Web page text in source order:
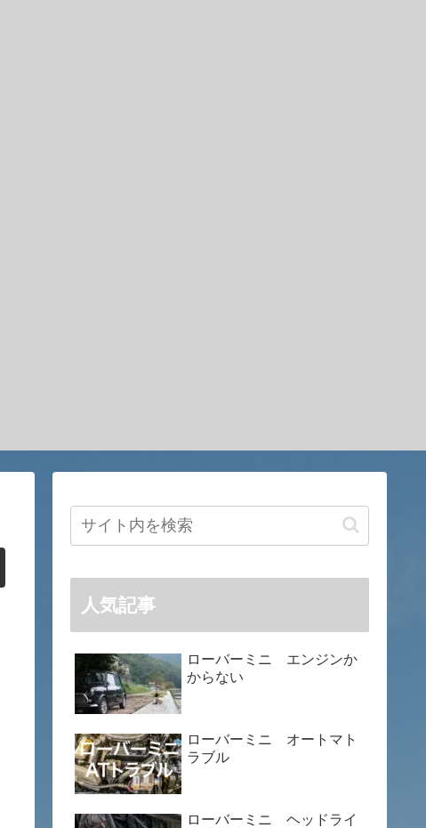
人気記事
ローバーミニ エンジンか
からない
ローバーミニ オートマト
ラブル
ローバーミニ ヘッドライ